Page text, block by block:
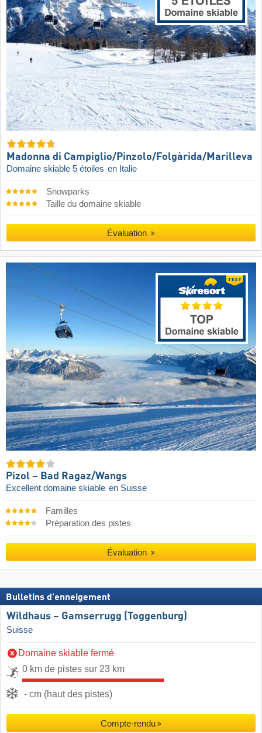
Madonna di Campiglio/​Pinzolo/​Folgàrida/​Marilleva
Domaine skiable 5 étoiles en Italie
Snowparks
Taille du domaine skiable
Évaluation
Pizol – Bad Ragaz/​Wangs
Excellent domaine skiable en Suisse
Familles
Préparation des pistes
Évaluation
Bulletins d'enneigement
Wildhaus – Gamserrugg (Toggenburg)
Suisse
Domaine skiable fermé
0 km de pistes sur 23 km
- cm (haut des pistes)
Compte-rendu